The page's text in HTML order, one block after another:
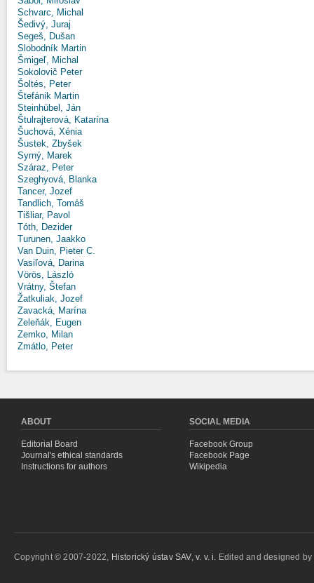
Schvarc, Michal
Šedivý, Juraj
Segeš, Dušan
Slobodník Martin
Šmigeľ, Michal
Sokolovič Peter
Šoltés, Peter
Štefánik Martin
Steinhübel, Ján
Štulrajterová, Katarína
Šuchová, Xénia
Šustek, Zbyšek
Syrný, Marek
Száraz, Peter
Szeghyová, Blanka
Tancer, Jozef
Tandlich, Tomáš
Tišliar, Pavol
Tóth, Dezider
Turunen, Jaakko
Van Duin, Pieter C.
Vasiľová, Darina
Vörös, László
Vrátny, Štefan
Žatkuliak, Jozef
Zavacká, Marína
Zeleňák, Eugen
Zemko, Milan
Zmátlo, Peter
ABOUT
Editorial Board
Journal's ethical standards
Instructions for authors
SOCIAL MEDIA
Facebook Group
Facebook Page
Wikipedia
Copyright © 2007-2022, Historický ústav SAV, v. v. i. Edited and designed by